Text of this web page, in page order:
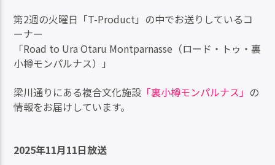
第2週の火曜日「T-Product」の中でお送りしているコ
ーナー
「Road to Ura Otaru Montparnasse（ロード・トゥ・裏
小樽モンパルナス）」
梁川通りにある複合文化施設 「裏小樽モンパルナス」 の
情報をお届けしています。
2025年11月11日放送